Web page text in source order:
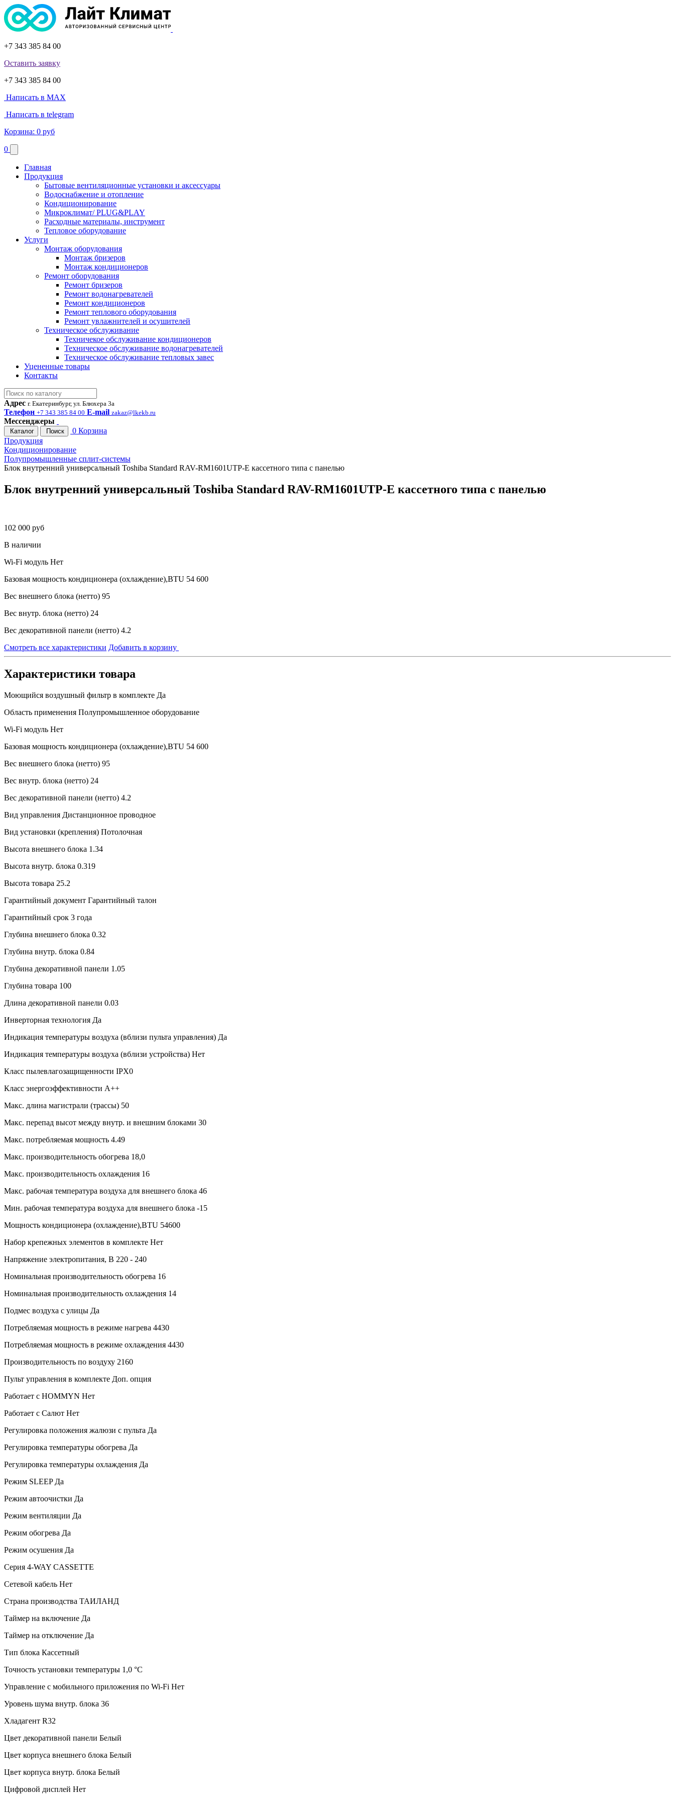
+7 343 385 84 00
Оставить заявку
+7 343 385 84 00
Написать в MAX
Написать в telegram
Корзина: 0 руб
0
Главная
Продукция
Бытовые вентиляционные установки и аксессуары
Водоснабжение и отопление
Кондиционирование
Микроклимат/ PLUG&PLAY
Расходные материалы, инструмент
Тепловое оборудование
Услуги
Монтаж оборудования
Монтаж бризеров
Монтаж кондиционеров
Ремонт оборудования
Ремонт бризеров
Ремонт водонагревателей
Ремонт кондиционеров
Ремонт теплового оборудования
Ремонт увлажнителей и осушителей
Техническое обслуживание
Техничекое обслуживание кондиционеров
Техническое обслуживание водонагревателей
Техническое обслуживание тепловых завес
Уцененные товары
Контакты
Адрес г. Екатеринбург, ул. Блюхера 3а
Телефон +7 343 385 84 00 E-mail zakaz@lkekb.ru
Мессенджеры
Каталог Поиск 0 Корзина
Продукция
Кондиционирование
Полупромышленные сплит-системы
Блок внутренний универсальный Toshiba Standard RAV-RM1601UTP-E кассетного типа с панелью
Блок внутренний универсальный Toshiba Standard RAV-RM1601UTP-E кассетного типа с панелью
102 000 руб
В наличии
Wi-Fi модуль Нет
Базовая мощность кондиционера (охлаждение),BTU 54 600
Вес внешнего блока (нетто) 95
Вес внутр. блока (нетто) 24
Вес декоративной панели (нетто) 4.2
Смотреть все характеристики Добавить в корзину
Характеристики товара
Моющийся воздушный фильтр в комплекте Да
Область применения Полупромышленное оборудование
Wi-Fi модуль Нет
Базовая мощность кондиционера (охлаждение),BTU 54 600
Вес внешнего блока (нетто) 95
Вес внутр. блока (нетто) 24
Вес декоративной панели (нетто) 4.2
Вид управления Дистанционное проводное
Вид установки (крепления) Потолочная
Высота внешнего блока 1.34
Высота внутр. блока 0.319
Высота товара 25.2
Гарантийный документ Гарантийный талон
Гарантийный срок 3 года
Глубина внешнего блока 0.32
Глубина внутр. блока 0.84
Глубина декоративной панели 1.05
Глубина товара 100
Длина декоративной панели 0.03
Инверторная технология Да
Индикация температуры воздуха (вблизи пульта управления) Да
Индикация температуры воздуха (вблизи устройства) Нет
Класс пылевлагозащищенности IPX0
Класс энергоэффективности A++
Макс. длина магистрали (трассы) 50
Макс. перепад высот между внутр. и внешним блоками 30
Макс. потребляемая мощность 4.49
Макс. производительность обогрева 18,0
Макс. производительность охлаждения 16
Макс. рабочая температура воздуха для внешнего блока 46
Мин. рабочая температура воздуха для внешнего блока -15
Мощность кондиционера (охлаждение),BTU 54600
Набор крепежных элементов в комплекте Нет
Напряжение электропитания, В 220 - 240
Номинальная производительность обогрева 16
Номинальная производительность охлаждения 14
Подмес воздуха с улицы Да
Потребляемая мощность в режиме нагрева 4430
Потребляемая мощность в режиме охлаждения 4430
Производительность по воздуху 2160
Пульт управления в комплекте Доп. опция
Работает с HOMMYN Нет
Работает с Салют Нет
Регулировка положения жалюзи с пульта Да
Регулировка температуры обогрева Да
Регулировка температуры охлаждения Да
Режим SLEEP Да
Режим автоочистки Да
Режим вентиляции Да
Режим обогрева Да
Режим осушения Да
Серия 4-WAY CASSETTE
Сетевой кабель Нет
Страна производства ТАИЛАНД
Таймер на включение Да
Таймер на отключение Да
Тип блока Кассетный
Точность установки температуры 1,0 °С
Управление c мобильного приложения по Wi-Fi Нет
Уровень шума внутр. блока 36
Хладагент R32
Цвет декоративной панели Белый
Цвет корпуса внешнего блока Белый
Цвет корпуса внутр. блока Белый
Цифровой дисплей Нет